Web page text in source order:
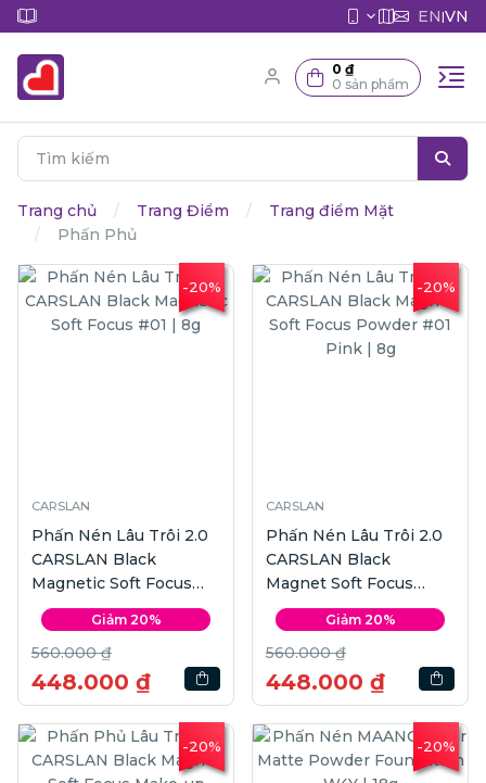
EN|VN
0 ₫
0 sản phẩm
Trang chủ Trang Điểm
Trang điểm Mặt
Phấn Phủ
-20%
CARSLAN
Phấn Nén Lâu Trôi 2.0
CARSLAN Black
Magnetic Soft Focus
#01 | 8g
Giảm 20%
560.000 ₫
448.000 ₫
-20%
CARSLAN
Phấn Nén Lâu Trôi 2.0
CARSLAN Black
Magnet Soft Focus
Powder #01 Pink | 8g
Giảm 20%
560.000 ₫
448.000 ₫
-20% -20%